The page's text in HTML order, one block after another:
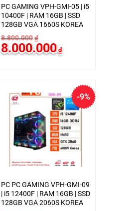
PC GAMING VPH-GMI-05 | i5
10400F | RAM 16GB | SSD
128GB VGA 1660S KOREA
8.800.000 ₫
Giá
gốc
8.000.000 ₫hiện
tại
-9%
PC PC GAMING VPH-GMI-09
| i5 12400F | RAM 16GB | SSD
128GB VGA 2060S KOREA